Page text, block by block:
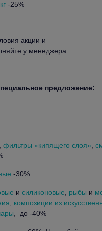
-25%
акции и
у менеджера.
предложение:
фильтры «кипящего слоя»
-30%
и силиконовые рыбы и
композиции из
, до -40%